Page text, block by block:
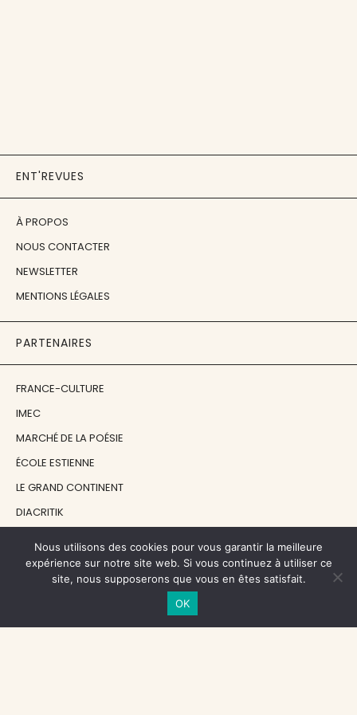
ENT'REVUES
À PROPOS
NOUS CONTACTER
NEWSLETTER
MENTIONS LÉGALES
PARTENAIRES
FRANCE-CULTURE
IMEC
MARCHÉ DE LA POÉSIE
ÉCOLE ESTIENNE
LE GRAND CONTINENT
DIACRITIK
NOS SOUTIENS
CENTRE NATIONAL DU LIVRE
Nous utilisons des cookies pour vous garantir la meilleure
expérience sur notre site web. Si vous continuez à utiliser ce
site, nous supposerons que vous en êtes satisfait.
OK